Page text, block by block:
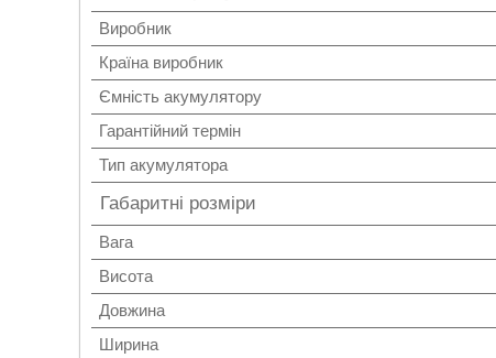
Виробник
Країна виробник
Ємність акумулятору
Гарантійний термін
Тип акумулятора
Габаритні розміри
Вага
Висота
Довжина
Ширина